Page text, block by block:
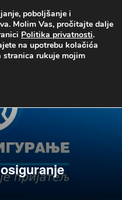
poboljšanje i
Molim Vas, pročitajte dalje
Politika privatnosti.
na upotrebu kolačića
stranica rukuje mojim